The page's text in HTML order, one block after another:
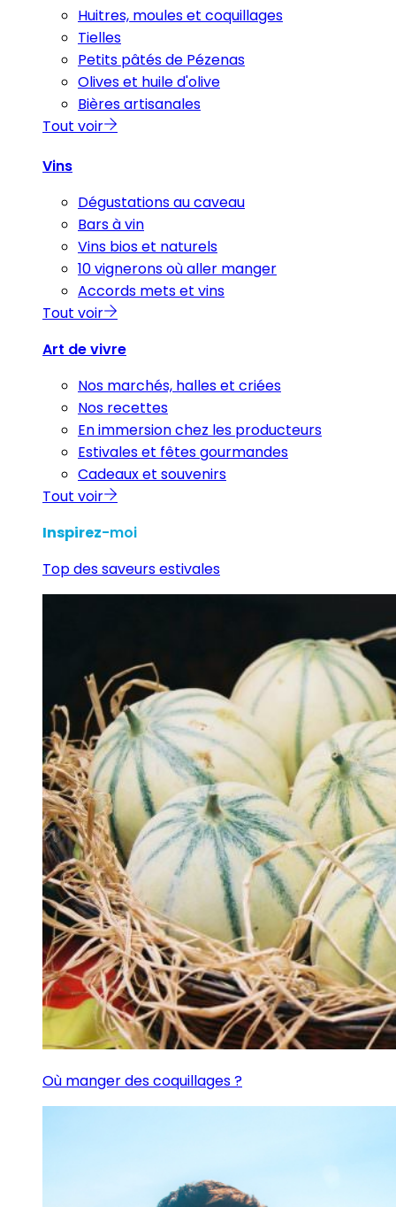
Huitres, moules et coquillages
Tielles
Petits pâtés de Pézenas
Olives et huile d'olive
Bières artisanales
Tout voir
Vins
Dégustations au caveau
Bars à vin
Vins bios et naturels
10 vignerons où aller manger
Accords mets et vins
Tout voir
Art de vivre
Nos marchés, halles et criées
Nos recettes
En immersion chez les producteurs
Estivales et fêtes gourmandes
Cadeaux et souvenirs
Tout voir
Inspirez-moi
Top des saveurs estivales
Où manger des coquillages ?